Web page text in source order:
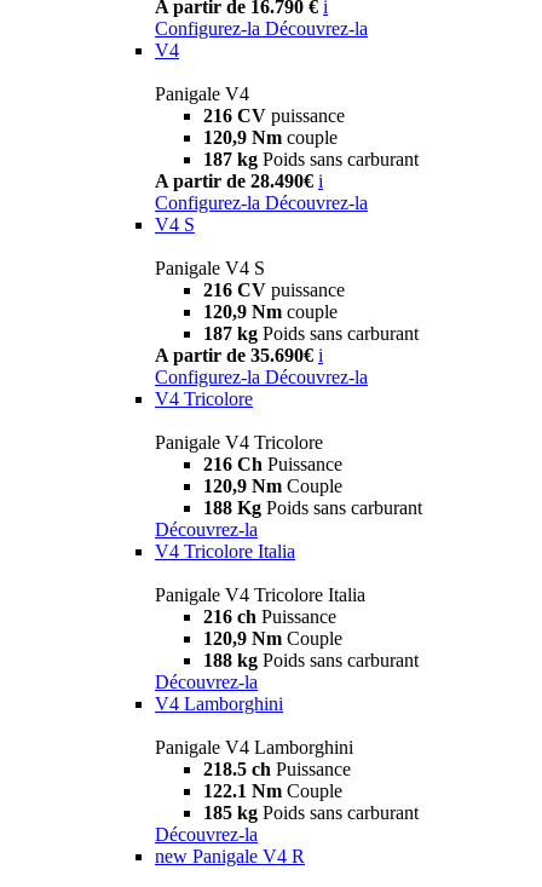
A partir de 16.790 € i
Configurez-la Découvrez-la
V4
Panigale V4
216 CV puissance
120,9 Nm couple
187 kg Poids sans carburant
A partir de 28.490€ i
Configurez-la Découvrez-la
V4 S
Panigale V4 S
216 CV puissance
120,9 Nm couple
187 kg Poids sans carburant
A partir de 35.690€ i
Configurez-la Découvrez-la
V4 Tricolore
Panigale V4 Tricolore
216 Ch Puissance
120,9 Nm Couple
188 Kg Poids sans carburant
Découvrez-la
V4 Tricolore Italia
Panigale V4 Tricolore Italia
216 ch Puissance
120,9 Nm Couple
188 kg Poids sans carburant
Découvrez-la
V4 Lamborghini
Panigale V4 Lamborghini
218.5 ch Puissance
122.1 Nm Couple
185 kg Poids sans carburant
Découvrez-la
new Panigale V4 R